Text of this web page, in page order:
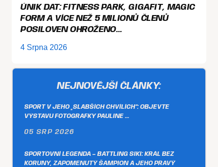
ÚNIK DAT: FITNESS PARK, GIGAFIT, MAGIC
FORM A VÍCE NEŽ 5 MILIONŮ ČLENŮ
POSILOVEN OHROŽENO…
4 Srpna 2026
NEJNOVĚJŠÍ ČLÁNKY:
SPORT V JEHO „SLABŠÍCH CHVÍLÍCH“: OBJEVTE
VÝSTAVU FOTOGRAFKY PAULINE …
05 SRP 2026
SPORTOVNÍ LEGENDA – BATTLING SIKI: KRÁL BEZ
KORUNY, ZAPOMENUTÝ ŠAMPION A JEHO PRAVÝ